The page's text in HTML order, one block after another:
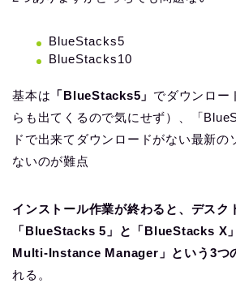
BlueStacks5
BlueStacks10
基本は 「BlueStacks5」 でダウンロー
らも出てくるので気にせず）、「
ドで出来てダウンロードがない最新の
ないのが難点
インストール作業が終わると、デスク
「BlueStacks 5」と「BlueStacks X
Multi-Instance Manager」という3つ
れる。